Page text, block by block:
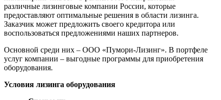
различные лизинговые компании России, которые
предоставляют оптимальные решения в области лизинга.
Заказчик может предложить своего кредитора или
воспользоваться предложениями наших партнеров.
Основной среди них – ООО «Пумори-Лизинг». В портфеле
услуг компании – выгодные программы для приобретения
оборудования.
Условия лизинга оборудования